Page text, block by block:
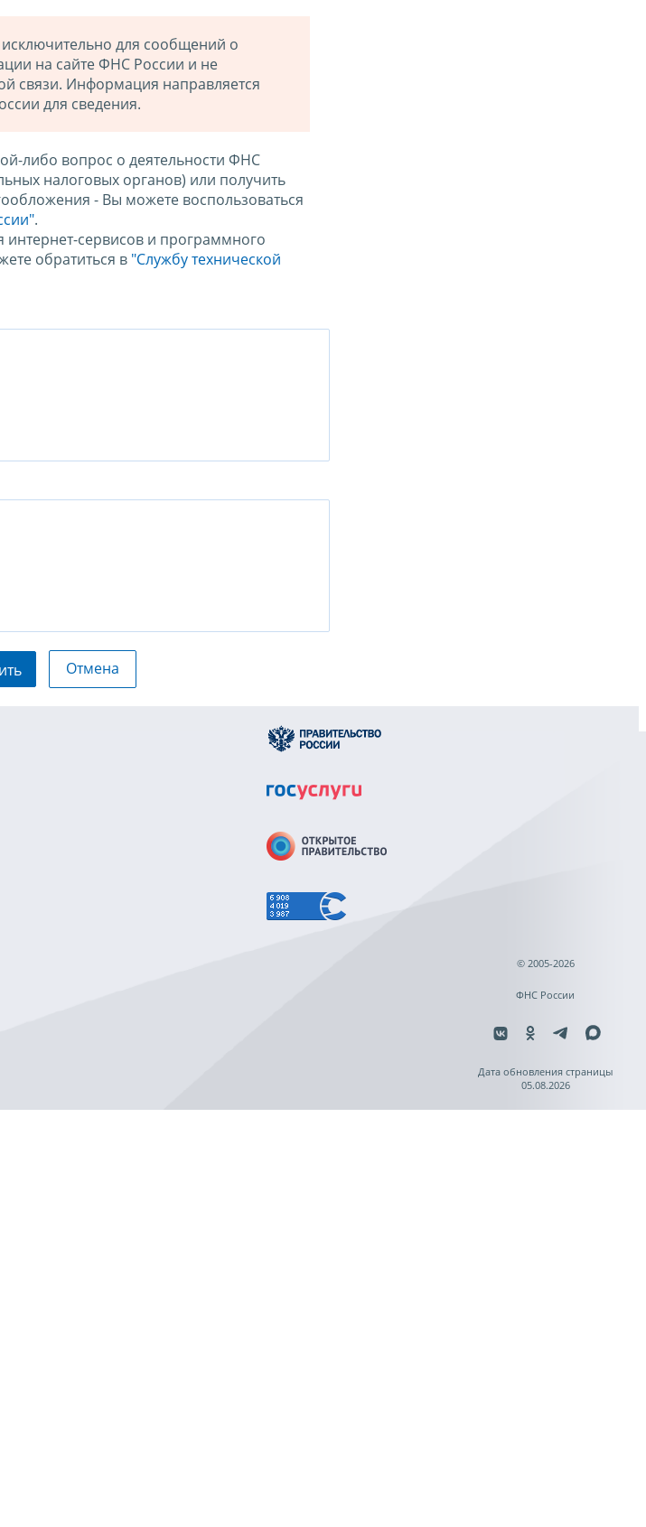
для сообщений о
на сайте ФНС России и не
связи. Информация направляется
для сведения.
либо вопрос о деятельности ФНС
налоговых органов) или получить
- Вы можете воспользоваться
.
сервисов и программного
обратиться в "Службу технической
Отмена
© 2005-2026
ФНС России
Дата обновления страницы
05.08.2026